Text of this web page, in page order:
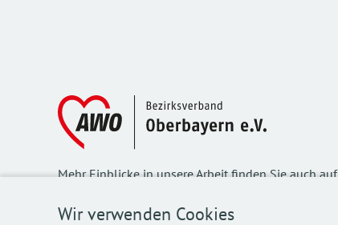
Wir verwenden Cookies
Mehr Einblicke in unsere Arbeit finden Sie auch auf